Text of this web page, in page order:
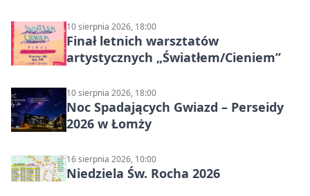
10 sierpnia 2026, 18:00
Finał letnich warsztatów
artystycznych „Światłem/Cieniem”
10 sierpnia 2026, 18:00
Noc Spadających Gwiazd – Perseidy
2026 w Łomży
16 sierpnia 2026, 10:00
Niedziela Św. Rocha 2026